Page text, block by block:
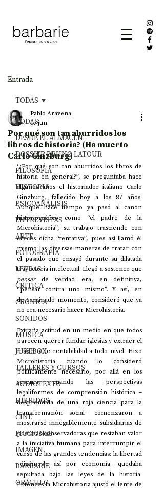
Entrada
TODAS
DESDE EL ALMACÉN
DOSSIER BRUNO LATOUR
FILOSOFÍA
HISTORIA
PSICOANÁLISIS
ENTREVISTAS
ARTE
FOTOGRAFÍA
LETRAS
CRÍTICA
CRÓNICA
SONIDOS
MÚSICA
JUKEBOX
TALLERES Y CURSOS
AUDIOTEXTO
HÍBRIDOS
CINE
FICCIONES
IMAGEN
BARBARIE
ORÁCULO
TODAS
Por qué son tan aburridos los
libros de historia? (Ha muerto
Carlo Ginzburg)
Pablo Aravena
17 jun
“¿Por qué son tan aburridos los libros de
historia en general?”, se preguntaba hace
algunos años el historiador italiano Carlo
Ginzburg, fallecido hoy a los 87 años.
Aunque hace tiempo ya pasó al canon
historiográfico como “el padre de la
Microhistoria”, su trabajo trasciende con
creces dicha “tentativa”, pues así llamó él
mismo las diversas maneras de tratar con
el pasado que ensayó durante su dilatada
pensar de verdad era, en definitiva,
“pensar contra uno mismo”. Y así, en
determinado momento, consideró que ya
no era necesario hacer Microhistoria.
Extraña actitud en un medio en que todos
parecen querer fundar iglesias y extraer el
máximo de rentabilidad a todo nivel. Hizo
Microhistoria cuando lo consideró
políticamente necesario, por allá en los
sesenta, cuando las perspectivas
legaliformes de comprensión histórica –
desprendida de una roja ciencia para la
transformación social– comenzaron a
mostrarse innegablemente subsidiarias de
posturas conservadoras que restaban valor
a la iniciativa humana para interrumpir el
curso de las grandes tendencias: la libertad
–digámoslo así por economía– quedaba
sepultada bajo las leyes de la historia.
Entonces la Microhistoria ajustó el lente de